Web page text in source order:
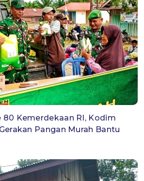
80 Kemerdekaan RI, Kodim
Pangan Murah Bantu